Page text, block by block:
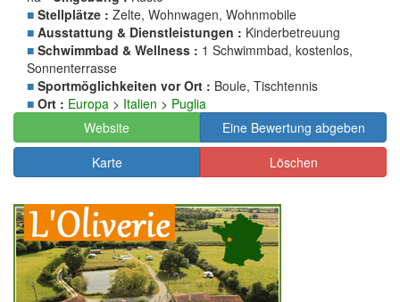
■ Stellplätze : Zelte, Wohnwagen, Wohnmobile
■ Ausstattung & Dienstleistungen : Kinderbetreuung
■ Schwimmbad & Wellness : 1 Schwimmbad, kostenlos,
Sonnenterrasse
■ Sportmöglichkeiten vor Ort : Boule, Tischtennis
■ Ort : Europa > Italien > Puglia
Website
Eine Bewertung abgeben
Karte
Löschen